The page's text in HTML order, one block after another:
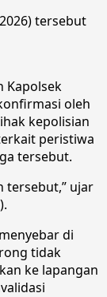
tersebut
Kapolsek
oleh
kepolisian
peristiwa
tersebut.
tersebut,” ujar
di
tidak
ke lapangan